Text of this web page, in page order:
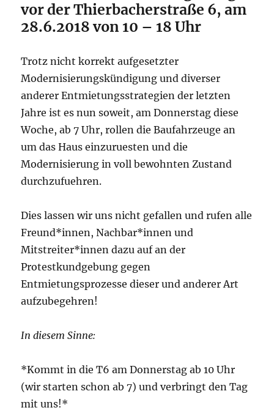
vor der Thierbacherstraße 6, am
28.6.2018 von 10 – 18 Uhr
Trotz nicht korrekt aufgesetzter
Modernisierungskündigung und diverser
anderer Entmietungsstrategien der letzten
Jahre ist es nun soweit, am Donnerstag diese
Woche, ab 7 Uhr, rollen die Baufahrzeuge an
um das Haus einzuruesten und die
Modernisierung in voll bewohnten Zustand
durchzufuehren.
Dies lassen wir uns nicht gefallen und rufen alle
Freund*innen, Nachbar*innen und
Mitstreiter*innen dazu auf an der
Protestkundgebung gegen
Entmietungsprozesse dieser und anderer Art
aufzubegehren!
In diesem Sinne:
*Kommt in die T6 am Donnerstag ab 10 Uhr
(wir starten schon ab 7) und verbringt den Tag
mit uns!*